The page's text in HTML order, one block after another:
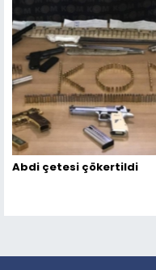
Abdi çetesi çökertildi